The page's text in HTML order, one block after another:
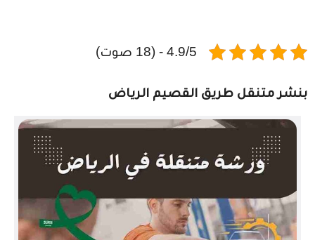
4.9/5 - (18 صوت)
بنشر متنقل طريق القصيم الرياض